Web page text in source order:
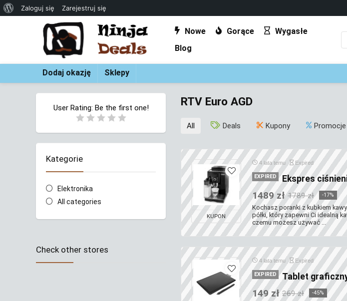
WordPressie
Zaloguj się Zarejestruj się
Nowe Gorące
Wygasłe
Blog
Dodaj okazję Sklepy
RTV Euro AGD
User Rating: Be the first one!
Kategorie
Elektronika
All categories
All Deals Kupony Promocje
KUPON
4 lata temu Expired
EXPIRED Ekspres
1489 zł 1789 zł -17%
Kochasz poranki z kubkiem
półki, który zapewni Ci idealną
czemu możesz używać ...
4 lata temu Expired
EXPIRED Tablet
149 zł 269 zł -45%
Check other stores